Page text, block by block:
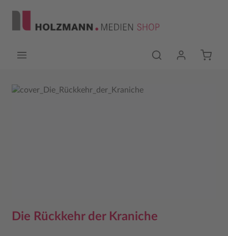
Bildergalerie überspringen
Die Rückkehr der Kraniche